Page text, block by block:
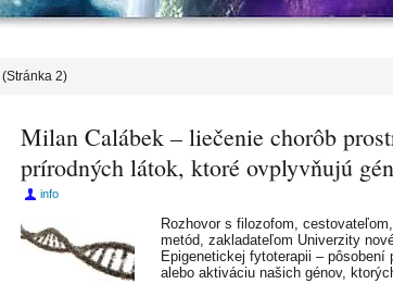
(Stránka 2)
Milan Calábek – liečenie chorôb
prírodných látok, ktoré ovplyvňujú
info
Rozhovor s filozofom,
metód, zakladateľom Univerzity
Epigenetickej fytoterapii –
alebo aktiváciu našich génov,